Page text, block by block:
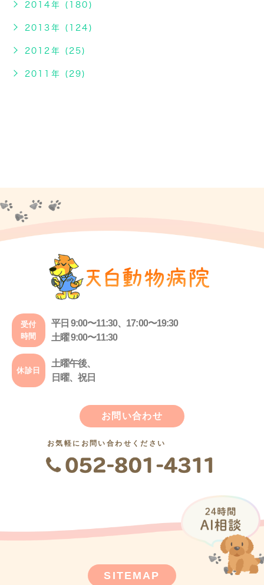
2014年 (180)
2013年 (124)
2012年 (25)
2011年 (29)
受付
時間
平日 9:00〜11:30、17:00〜19:30
土曜 9:00〜11:30
休診日
土曜午後、
日曜、祝日
お問い合わせ
お気軽にお問い合わせください
SITEMAP